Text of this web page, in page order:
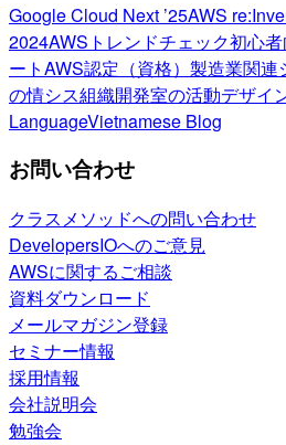
Google Cloud Next ’25AWS
2024AWSトレンドチェック初心
ートAWS認定（資格） 製造業関連
の情シス組織開発室の活動デザイ
LanguageVietnamese Blog
お問い合わせ
クラスメソッドへの問い合わせ
DevelopersIOへのご意見
AWSに関するご相談
資料ダウンロード
メールマガジン登録
セミナー情報
採用情報
会社説明会
勉強会